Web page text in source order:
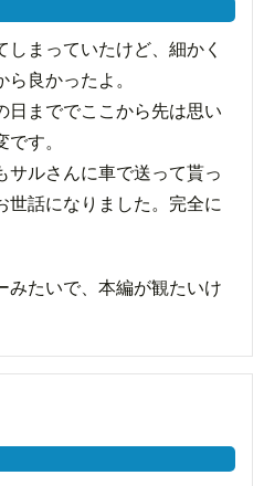
まっていたけど、細かく
良かったよ。
日まででここから先は思い
す。
サルさんに車で送って貰っ
世話になりました。完全に
みたいで、本編が観たいけ